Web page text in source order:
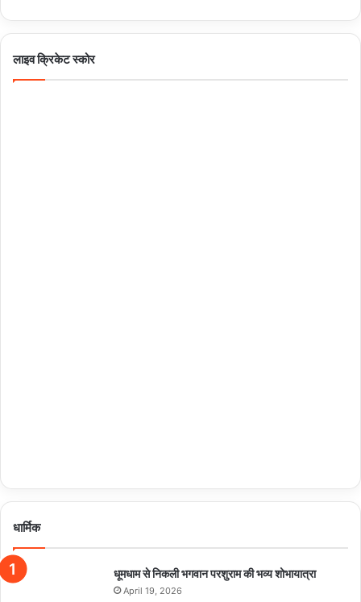
लाइव क्रिकेट स्कोर
धार्मिक
धूमधाम से निकली भगवान परशुराम की भव्य शोभायात्रा
April 19, 2026